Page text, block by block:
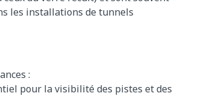
les installations de tunnels
:
pour la visibilité des pistes et des